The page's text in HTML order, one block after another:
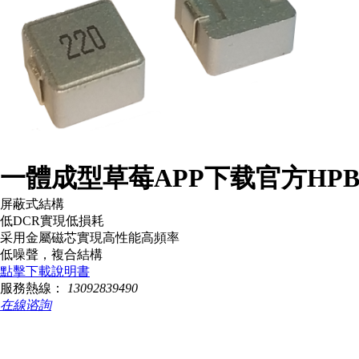
一體成型草莓APP下载官方
屏蔽式結構
低DCR實現低損耗
采用金屬磁芯實現高性能高頻率
低噪聲，複合結構
點擊下載說明書
服務熱線：
13092839490
在線谘詢